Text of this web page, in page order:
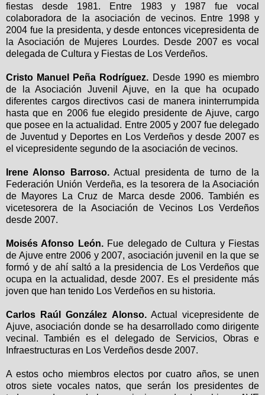
fiestas desde 1981. Entre 1983 y 1987 fue vocal
colaboradora de la asociación de vecinos. Entre 1998 y
2004 fue la presidenta, y desde entonces vicepresidenta de
la Asociación de Mujeres Lourdes. Desde 2007 es vocal
delegada de Cultura y Fiestas de Los Verdeños.
Cristo Manuel Peña Rodríguez. Desde 1990 es miembro
de la Asociación Juvenil Ajuve, en la que ha ocupado
diferentes cargos directivos casi de manera ininterrumpida
hasta que en 2006 fue elegido presidente de Ajuve, cargo
que posee en la actualidad. Entre 2005 y 2007 fue delegado
de Juventud y Deportes en Los Verdeños y desde 2007 es
el vicepresidente segundo de la asociación de vecinos.
Irene Alonso Barroso.Actual presidenta de turno de la
Federación Unión Verdeña, es la tesorera de la Asociación
de Mayores La Cruz de Marca desde 2006. También es
vicetesorera de la Asociación de Vecinos Los Verdeños
desde 2007.
Moisés Afonso León.Fue delegado de Cultura y Fiestas
de Ajuve entre 2006 y 2007, asociación juvenil en la que se
formó y de ahí saltó a la presidencia de Los Verdeños que
ocupa en la actualidad, desde 2007. Es el presidente más
joven que han tenido Los Verdeños en su historia.
Carlos Raúl González Alonso.Actual vicepresidente de
Ajuve, asociación donde se ha desarrollado como dirigente
vecinal. También es el delegado de Servicios, Obras e
Infraestructuras en Los Verdeños desde 2007.
A estos ocho miembros electos por cuatro años, se unen
otros siete vocales natos, que serán los presidentes de